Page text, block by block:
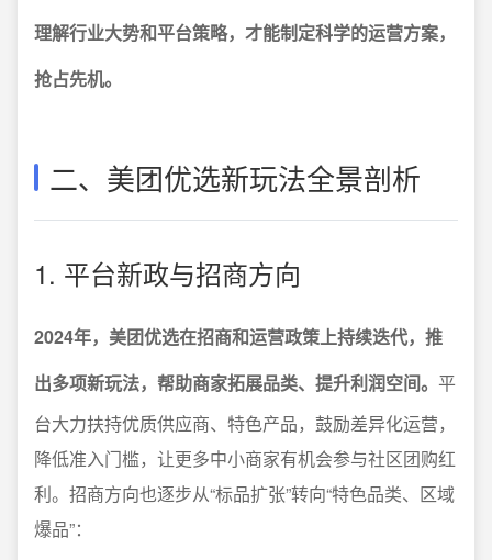
理解行业大势和平台策略，才能制定科学的运营方案，
抢占先机。
二、美团优选新玩法全景剖析
1. 平台新政与招商方向
2024年，美团优选在招商和运营政策上持续迭代，推
出多项新玩法，帮助商家拓展品类、提升利润空间。 平
台大力扶持优质供应商、特色产品，鼓励差异化运营，
降低准入门槛，让更多中小商家有机会参与社区团购红
利。招商方向也逐步从“标品扩张”转向“特色品类、区域
爆品”：